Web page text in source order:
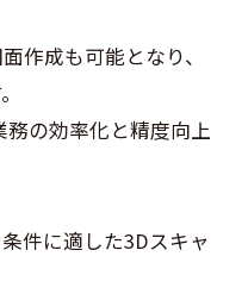
作成も可能となり、
の効率化と精度向上
件に適した3Dスキャ